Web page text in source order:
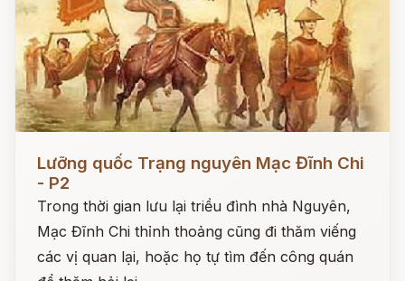
Lưỡng quốc Trạng nguyên Mạc Đĩnh Chi
- P2
Trong thời gian lưu lại triều đình nhà Nguyên,
Mạc Đĩnh Chi thỉnh thoảng cũng đi thăm viếng
các vị quan lại, hoặc họ tự tìm đến công quán